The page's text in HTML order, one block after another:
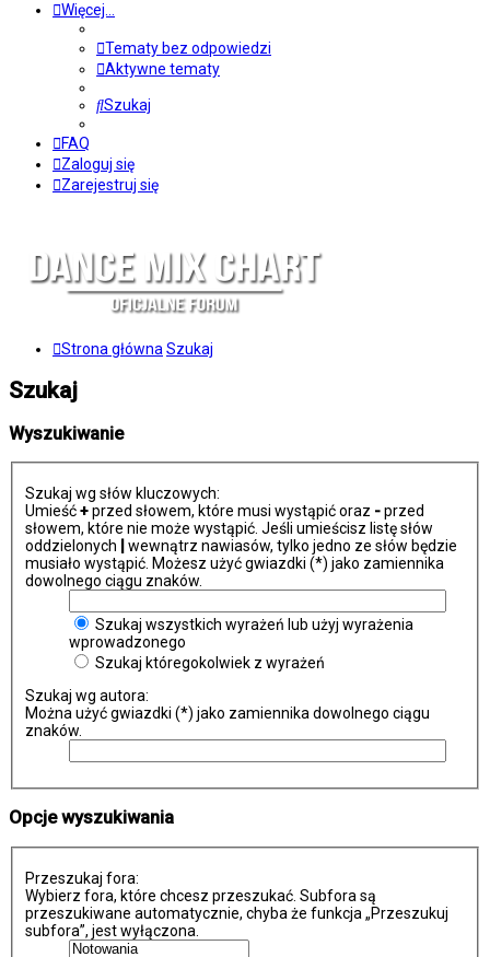
Więcej…
Tematy bez odpowiedzi
Aktywne tematy
Szukaj
FAQ
Zaloguj się
Zarejestruj się
Strona główna Szukaj
Szukaj
Wyszukiwanie
Szukaj wg słów kluczowych:
Umieść+przed słowem, które musi wystąpić oraz -przed
słowem, które nie może wystąpić. Jeśli umieścisz listę słów
oddzielonych
wewnątrz nawiasów, tylko jedno ze słów będzie
musiało wystąpić. Możesz użyć gwiazdki (*) jako zamiennika
dowolnego ciągu znaków.
Szukaj wszystkich wyrażeń lub użyj wyrażenia
wprowadzonego
Szukaj któregokolwiek z wyrażeń
Szukaj wg autora:
Można użyć gwiazdki (*) jako zamiennika dowolnego ciągu
znaków.
Opcje wyszukiwania
Przeszukaj fora:
Wybierz fora, które chcesz przeszukać. Subfora są
przeszukiwane automatycznie, chyba że funkcja „Przeszukuj
subfora”, jest wyłączona.